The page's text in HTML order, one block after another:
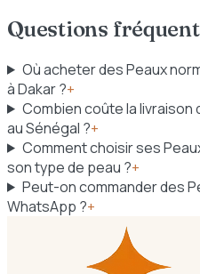
Questions
Où acheter des Peaux
à Dakar ?+
Combien coûte la livraison
au Sénégal ?+
Comment choisir ses
son type de peau ?+
Peut-on commander des
WhatsApp ?+